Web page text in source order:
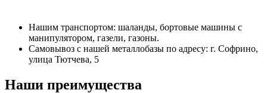
Нашим транспортом: шаланды, бортовые машины с
манипулятором, газели, газоны.
Самовывоз с нашей металлобазы по адресу: г. Софрино,
улица Тютчева, 5
Наши преимущества